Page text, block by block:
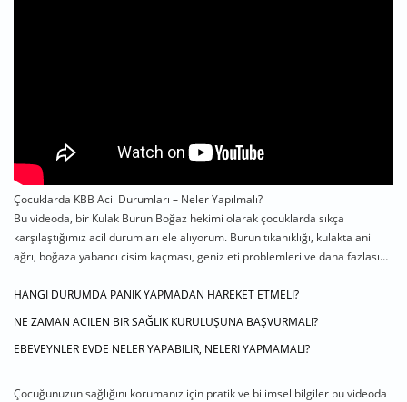
Çocuklarda KBB Acil Durumları – Neler Yapılmalı?
Bu videoda, bir Kulak Burun Boğaz hekimi olarak çocuklarda sıkça
karşılaştığımız acil durumları ele alıyorum. Burun tıkanıklığı, kulakta ani
ağrı, boğaza yabancı cisim kaçması, geniz eti problemleri ve daha fazlası…
HANGI DURUMDA PANIK YAPMADAN HAREKET ETMELI?
NE ZAMAN ACILEN BIR SAĞLIK KURULUŞUNA BAŞVURMALI?
EBEVEYNLER EVDE NELER YAPABILIR, NELERI YAPMAMALI?
Çocuğunuzun sağlığını korumanız için pratik ve bilimsel bilgiler bu videoda